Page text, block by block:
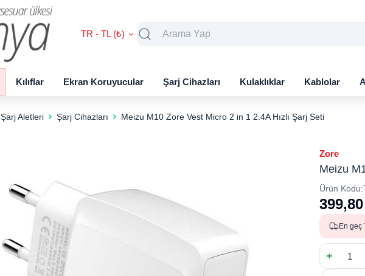
TR - TL (₺)
Kılıflar Ekran Koruyucular Şarj Cihazları Kulaklıklar Kablolar
Şarj Aletleri Şarj Cihazları Meizu M10 Zore Vest Micro 2 in 1 2.4A Hızlı Şarj Seti
Zore
Meizu
Ürün Kodu:
399,80
En geç